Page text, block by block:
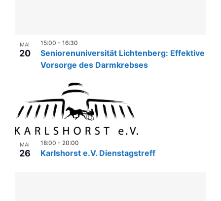
MAI
20
Seniorenuniversität Lichtenberg: Effektive
Vorsorge des Darmkrebses
15:00 - 16:30
MAI
26 Karlshorst e.V. Dienstagstreff
18:00 - 20:00